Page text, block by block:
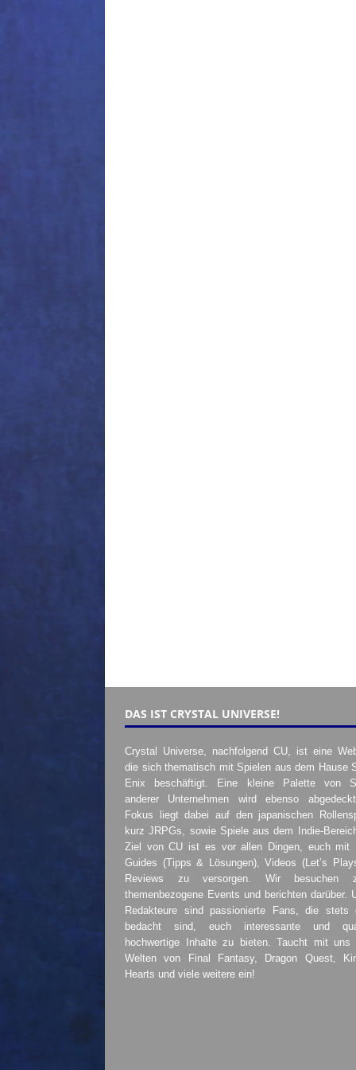
DAS IST CRYSTAL UNIVERSE!
Crystal Universe, nachfolgend CU, ist eine
die sich thematisch mit Spielen aus dem Hause
Enix beschäftigt. Eine kleine Palette von
anderer Unternehmen wird ebenso
Fokus liegt dabei auf den japanischen
kurz JRPGs, sowie Spiele aus dem Indie-
Ziel von CU ist es vor allen Dingen, euch mit
Guides (Tipps & Lösungen), Videos (Let’s
Reviews zu versorgen. Wir besuchen
themenbezogene Events und berichten darüber.
Redakteure sind passionierte Fans, die stets
bedacht sind, euch interessante und
hochwertige Inhalte zu bieten. Taucht mit
Welten von Final Fantasy, Dragon Quest,
Hearts und viele weitere ein!